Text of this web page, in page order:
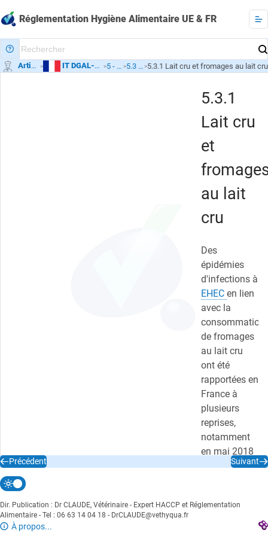
Réglementation Hygiène Alimentaire UE & FR
Artisans - Restauration - Restau Collective - Flexibilité > IT DGAL-2023 Commerce de détail - Restauration
> 5 - Restauration Collective > 5.3 Rappels cas particuliers>5.3.1 Lait cru et fromages au lait cru
5.3.1
Lait cru
et
au lait
cru
Des
épidémies
d'infections à
EHEC en lien
avec la
consommation
de fromages
au lait cru
ont été
rapportées en
France à
plusieurs
reprises,
notamment
en mai 2018
(11 enfants
est décédé)
Précédent Suivant
Dir. Publication : Dr CLAUDE, Vétérinaire - Expert HACCP et Réglementation
Alimentaire - Tel : 06 63 14 04 18 - DrCLAUDE@vethyqua.fr
À propos...